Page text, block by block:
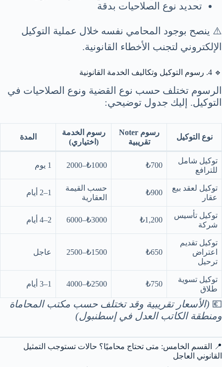
تحديد نوع الصلاحيات بدقة
⚠️ ينصح بوجود المحامي نفسه خلال عملية التوكيل
الإلكتروني لتجنب الأخطاء القانونية.
🔹 4. رسوم التوكيل وتكاليف الخدمة القانونية
الرسوم تختلف حسب نوع القضية ونوع الصلاحيات في
التوكيل. إليك جدول توضيحي:
نوع التوكيل
رسوم Noter
تقريبية
رسوم الخدمة
(اختياري)
المدة
توكيل شامل
للترافع
₺700
₺1000–2000 1 يوم
توكيل لعقد بيع
عقار
₺900
حسب القيمة
العقارية
1–2 أيام
توكيل تأسيس
شركة
₺1,200
₺3000–6000 2–4 أيام
توكيل تقديم
اعتراض
ترحيل
₺650
₺1500–2500 عاجل
توكيل تسوية
طلاق
₺750
₺2500–4000 1–3 أيام
💶 (الأسعار تقريبية وقد تختلف حسب مكتب المحاماة
ومنطقة الكاتب العدل في إسطنبول)
📍 القسم الخامس: متى تحتاج محاميًا؟ حالات تستوجب التمثيل
القانوني العاجل